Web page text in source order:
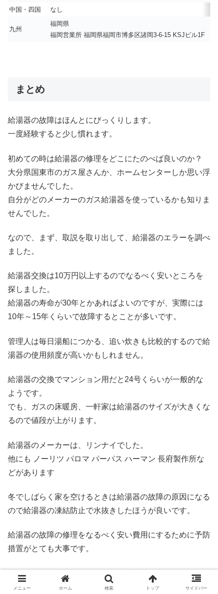
中国・四国
なし
九州
福岡県
福岡営業所 福岡県福岡市博多区諸岡3-6-15 KSJビル1F
まとめ
給湯器の故障はほんとにびっくりします。
一度経験すると少し慣れます。
初めての時は給湯器の修理をどこにたのべば良いのか？
大分県国東市のガス屋さんか、ホームセンターしか思い浮
かびませんでした。
自分がどのメーカーのガス給湯器を使っているかも知りま
せんでした。
なので、まず、取説を取り出して、給湯器のエラーを調べ
ました。
給湯器交換は10万円以上するのでなるべく安いところを
探しました。
給湯器の寿命が30年とかあればよいのですが、実際には
10年～15年くらいで故障するとことが多いです。
管理人は毎日湯船につかる、追い炊きも比較的するので給
湯器の使用頻度が高いかもしれません。
給湯器の交換でマンション用だと24号くらいが一般的な
ようです。
でも、ガスの床暖房、一軒家は給湯器のサイズが大きくな
るので値段が上がります。
給湯器のメーカーは、リンナイでした。
他にも ノーリツ パロマ パーパス ハーマン 長府製作所な
どがあります
冬でしばらく家を空けるときは給湯器の故障の原因になる
ので給湯器の凍結防止で水抜きしたほうが良いです。
給湯器の故障の修理をなるべく安い費用にするために予防
措置がとても大事です。
少し時間的に余裕があるなら給湯器交換でホームセンター
で下調べするのもおすすめです。
メニュー ホーム 検索 トップ サイドバー